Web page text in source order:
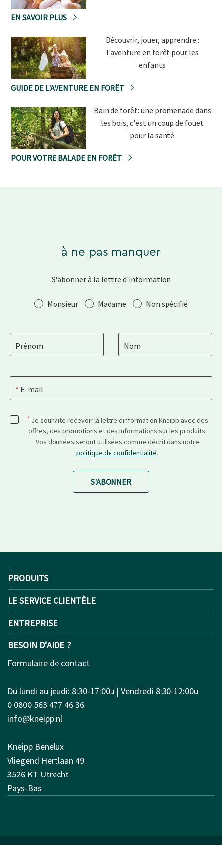
EN SAVOIR PLUS
Découvrir, jouer, apprendre :
l'aventure en forêt pour les
enfants
GUIDE DE L'AVENTURE EN FORÊT
Bain de forêt: une promenade dans
les bois, c'est un coup de fouet
pour la santé
POUR VOTRE BALADE EN FORÊT
à ne pas manquer
S'abonner à la lettre d'information
SalutationMonsieur Madame Non spécifié
Prénom Nom
E-mail
* Je souhaite recevoir la lettre dinformation Kneipp avec des
offres, des promotions et des informations sur les produits.
Vos données seront utilisées comme décrit dans notre
politique de confidentialité.
S'ABONNER
PRODUITS
LE SERVICE CLIENTÈLE
ENTREPRISE
BESOIN D’AIDE ?
Formulaire de contact
Du lundi au jeudi: 8:30-17:00u | Vendredi 8:30-12:00u
0 0800 563 477 46 36
info@kneipp.nl
Kneipp Benelux
Vliegend Hertlaan 49
3526 KT Utrecht
Pays-Bas